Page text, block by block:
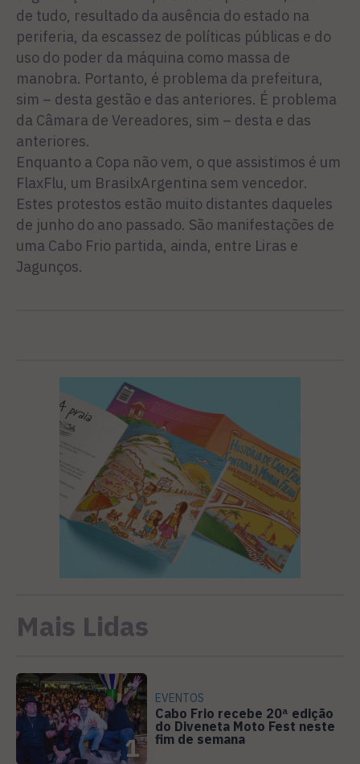
de tudo, resultado da ausência do estado na
periferia, da escassez de políticas públicas e do
uso do poder da máquina como massa de
manobra. Portanto, é problema da prefeitura,
sim – desta gestão e das anteriores. É problema
da Câmara de Vereadores, sim – desta e das
anteriores.
Enquanto a Copa não vem, o que assistimos é um
FlaxFlu, um BrasilxArgentina sem vencedor.
Estes protestos estão muito distantes daqueles
de junho do ano passado. São manifestações de
uma Cabo Frio partida, ainda, entre Liras e
Jagunços.
Mais Lidas
1
EVENTOS
Cabo Frio recebe 20ª edição
do Diveneta Moto Fest neste
fim de semana